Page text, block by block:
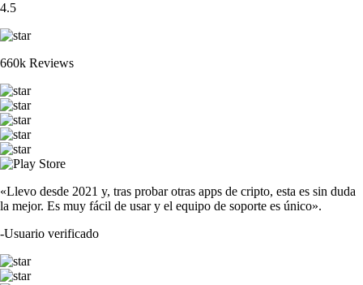
4.5
660k Reviews
«Llevo desde 2021 y, tras probar otras apps de cripto, esta es sin duda
la mejor. Es muy fácil de usar y el equipo de soporte es único».
-Usuario verificado